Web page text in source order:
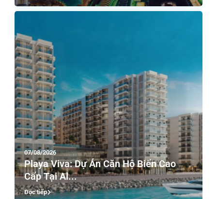
07/08/2026
Playa Viva: Dự Án Căn Hộ Biển Cao
Cấp Tại Al...
Đọc tiếp